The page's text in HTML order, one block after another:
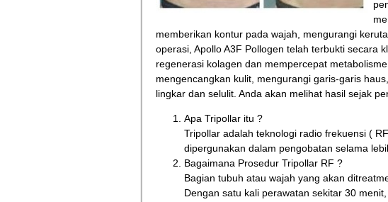
memberikan kontur pada wajah, mengurangi
operasi, Apollo A3F Pollogen telah terbukti secara
regenerasi kolagen dan mempercepat
mengencangkan kulit, mengurangi garis-garis
lingkar dan selulit. Anda akan melihat hasil sejak
Apa Tripollar itu ?
Tripollar adalah teknologi radio frekuensi (
dipergunakan dalam pengobatan selama
Bagaimana Prosedur Tripollar RF ?
Bagian tubuh atau wajah yang akan
Dengan satu kali perawatan sekitar 30